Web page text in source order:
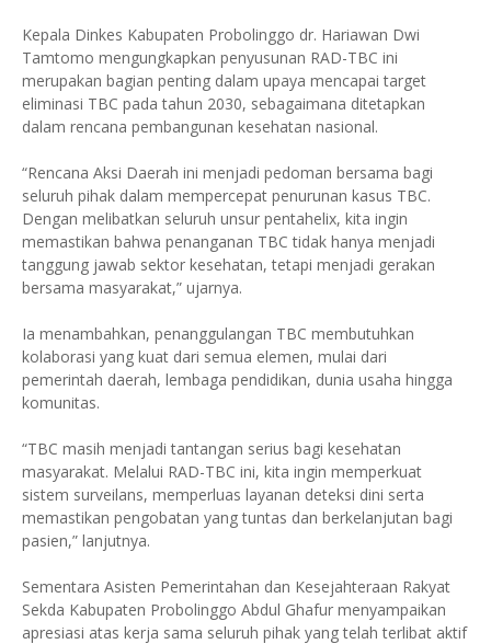
Kepala Dinkes Kabupaten Probolinggo dr. Hariawan Dwi
Tamtomo mengungkapkan penyusunan RAD-TBC ini
merupakan bagian penting dalam upaya mencapai target
eliminasi TBC pada tahun 2030, sebagaimana ditetapkan
dalam rencana pembangunan kesehatan nasional.
“Rencana Aksi Daerah ini menjadi pedoman bersama bagi
seluruh pihak dalam mempercepat penurunan kasus TBC.
Dengan melibatkan seluruh unsur pentahelix, kita ingin
memastikan bahwa penanganan TBC tidak hanya menjadi
tanggung jawab sektor kesehatan, tetapi menjadi gerakan
bersama masyarakat,” ujarnya.
Ia menambahkan, penanggulangan TBC membutuhkan
kolaborasi yang kuat dari semua elemen, mulai dari
pemerintah daerah, lembaga pendidikan, dunia usaha hingga
komunitas.
“TBC masih menjadi tantangan serius bagi kesehatan
masyarakat. Melalui RAD-TBC ini, kita ingin memperkuat
sistem surveilans, memperluas layanan deteksi dini serta
memastikan pengobatan yang tuntas dan berkelanjutan bagi
pasien,” lanjutnya.
Sementara Asisten Pemerintahan dan Kesejahteraan Rakyat
Sekda Kabupaten Probolinggo Abdul Ghafur menyampaikan
apresiasi atas kerja sama seluruh pihak yang telah terlibat aktif